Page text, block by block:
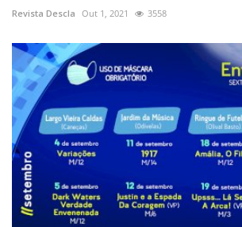
Revista Descla Out 1, 2021 3558